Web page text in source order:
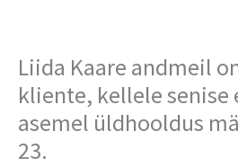
Liida Kaare andmeil
kliente, kellele senise
asemel üldhooldus
23.